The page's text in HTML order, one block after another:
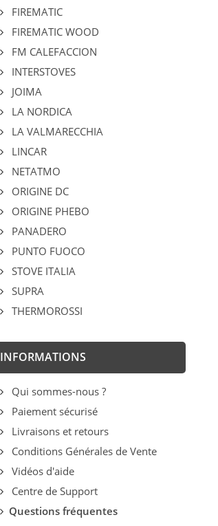
FIREMATIC
FIREMATIC WOOD
FM CALEFACCION
INTERSTOVES
JOIMA
LA NORDICA
LA VALMARECCHIA
LINCAR
NETATMO
ORIGINE DC
ORIGINE PHEBO
PANADERO
PUNTO FUOCO
STOVE ITALIA
SUPRA
THERMOROSSI
INFORMATIONS
Qui sommes-nous ?
Paiement sécurisé
Livraisons et retours
Conditions Générales de Vente
Vidéos d'aide
Centre de Support
Questions fréquentes